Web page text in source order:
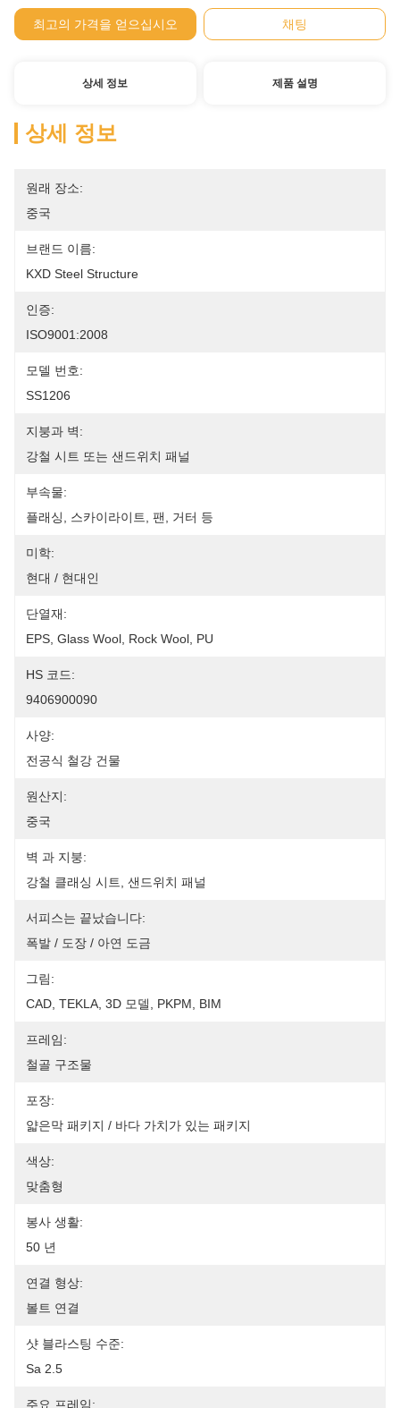
최고의 가격을 얻으십시오 채팅
상세 정보 제품 설명
상세 정보
원래 장소:
중국
브랜드 이름:
KXD Steel Structure
인증:
ISO9001:2008
모델 번호:
SS1206
지붕과 벽:
강철 시트 또는 샌드위치 패널
부속물:
플래싱, 스카이라이트, 팬, 거터 등
미학:
현대 / 현대인
단열재:
EPS, Glass Wool, Rock Wool, PU
HS 코드:
9406900090
사양:
전공식 철강 건물
원산지:
중국
벽 과 지붕:
강철 클래싱 시트, 샌드위치 패널
서피스는 끝났습니다:
폭발 / 도장 / 아연 도금
그림:
CAD, TEKLA, 3D 모델, PKPM, BIM
프레임:
철골 구조물
포장:
얇은막 패키지 / 바다 가치가 있는 패키지
색상:
맞춤형
봉사 생활:
50 년
연결 형상:
볼트 연결
샷 블라스팅 수준:
Sa 2.5
주요 프레임: